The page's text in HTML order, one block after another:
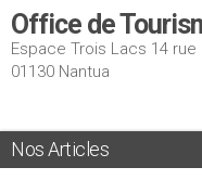
Office de
Espace Trois Lacs 14
01130 Nantua
Nos Articles